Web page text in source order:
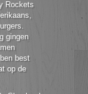
Rockets
gingen
best
op de